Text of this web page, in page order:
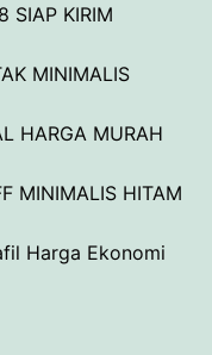
SIAP KIRIM
MINIMALIS
HARGA MURAH
MINIMALIS HITAM
Harga Ekonomi